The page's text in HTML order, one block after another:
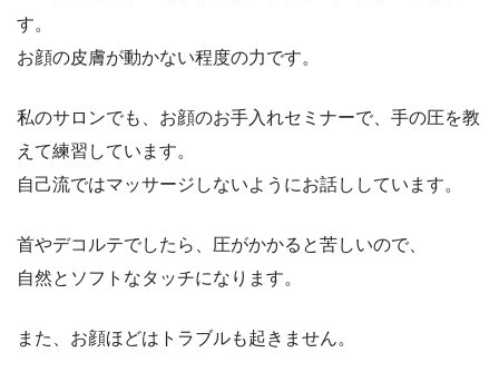
す。
お顔の皮膚が動かない程度の力です。
私のサロンでも、お顔のお手入れセミナーで、手の圧を教
えて練習しています。
自己流ではマッサージしないようにお話ししています。
首やデコルテでしたら、圧がかかると苦しいので、
自然とソフトなタッチになります。
また、お顔ほどはトラブルも起きません。